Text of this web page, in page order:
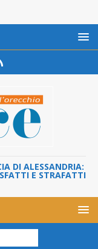
DI ALESSANDRIA:
E STRAFATTI